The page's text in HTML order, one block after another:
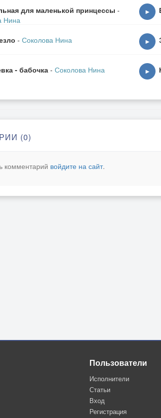
рёв огня,
у тебя впереди
твоей груди.
для маленькой принцессы -
Нина
▶
- Соколова Нина ▶
- бабочка - Соколова Нина ▶
(0)
комментарий войдите на сайт.
Пользователи
Исполнители
Статьи
Вход
Регистрация